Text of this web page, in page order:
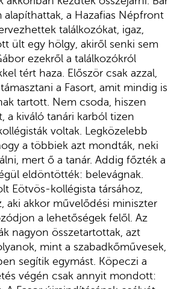
a Hazafias Népfront
találkozókat, igaz,
ült egy hölgy, akiről senki sem
ezekről a találkozókról
tért haza. Először csak azzal,
a Fasort, amit mindig is
tartott. Nem csoda, hiszen
a kiváló tanári karból tizen
voltak. Legközelebb
a többiek azt mondták, neki
mert ő a tanár. Addig főzték a
eldöntötték: belevágnak.
Eötvös-kollégista társához,
aki akkor művelődési miniszter
a lehetőségek felől. Az
nagyon összetartottak, azt
mint a szabadkőművesek,
segítik egymást. Köpeczi a
végén csak annyit mondott: